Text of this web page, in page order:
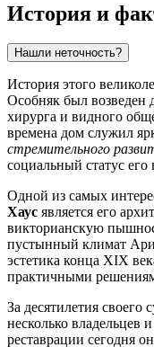
История и
Нашли неточность?
История этого
Особняк был возведен
хирурга и видного
времена дом служил
стремительного
социальный статус его
Одной из самых
Хаус является его
викторианскую
пустынный климат
эстетика конца XIX
практичными
За десятилетия своего
несколько владельцев
реставрации сегодня